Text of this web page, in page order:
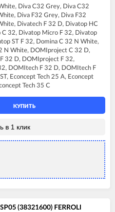
F32
F37
HC32
HF32
Low Nox C32
Low Nox F32
micro C32
micro F32
micro F37
micro LN C32
micro LN F32
ST C32
ST F32
F30 B
C32 N
F32 N
C32
C32 D
F32
F32 D
Diva C32 Grey, Diva C32
Diva F32 Grey, Diva F32
Divatech F 32 D, Divatop HC
32, Divatop Micro F 32, Divatop
ST F 32, Domina C 32 N White,
N White, DOMIproject C 32 D,
32 D, DOMIproject F 32,
DOMItech F 32 D, DOMItech F
Econcept Tech 25 A, Econcept
Tech 35 C
КУПИТЬ
в 1 клик
(38321600) FERROLI